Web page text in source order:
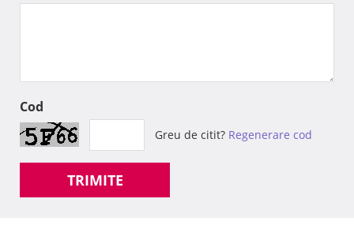
Cod
Greu de citit? Regenerare cod
TRIMITE